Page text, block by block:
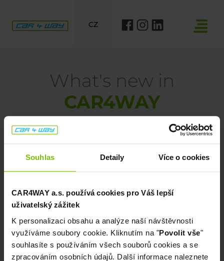
Souhlas Detaily Více o cookies
CAR4WAY a.s. používá cookies pro Váš lepší
uživatelský zážitek
K personalizaci obsahu a analýze naší návštěvnosti
využíváme soubory cookie. Kliknutím na "Povolit vše"
souhlasíte s používáním všech souborů cookies a se
zpracováním osobních údajů. Další informace naleznete
CZ
What's new in
CAR4WAY
ALL
CAR RENTAL